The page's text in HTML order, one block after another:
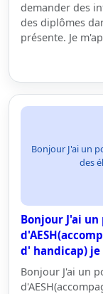
demander des
des diplômes
présente. Je
Bonjour J'ai un
des
Bonjour J'ai
d' handicap) je
Bonjour J'ai un